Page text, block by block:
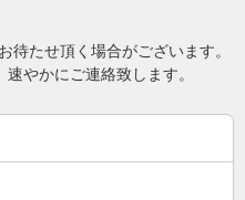
待たせ頂く場合がございます。
やかにご連絡致します。